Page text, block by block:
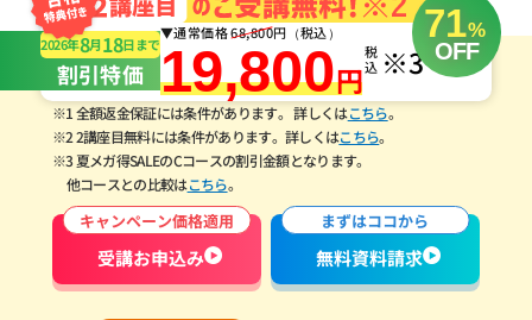
71%
OFF
2026年8月18日まで
割引特価
▼通常価格68,800円（税込）
19,800円
税込 ※3
※1 全額返金保証には条件があります。 詳しくはこちら。
※2 2講座目無料には条件があります。詳しくはこちら。
※3 夏メガ得SALEのCコースの割引金額となります。
他コースとの比較はこちら。
キャンペーン価格適用
受講お申込み
まずはココから
無料資料請求